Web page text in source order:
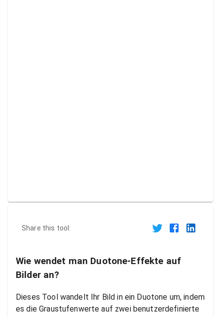
Share this tool:
Wie wendet man Duotone-Effekte auf
Bilder an?
Dieses Tool wandelt Ihr Bild in ein Duotone um, indem
es die Graustufenwerte auf zwei benutzerdefinierte